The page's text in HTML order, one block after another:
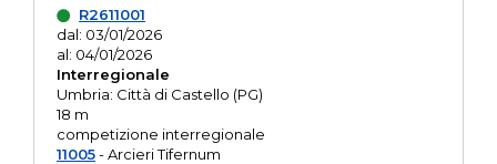
R2611001
dal: 03/01/2026
al: 04/01/2026
Interregionale
Umbria: Città di Castello (PG)
18 m
competizione interregionale
11005- Arcieri Tifernum